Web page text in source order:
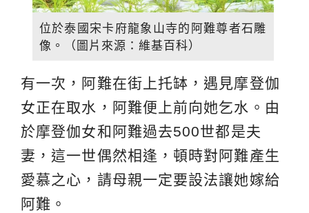
位於泰國宋卡府龍象山寺的阿難尊者石雕
像。（圖片來源：維基百科）
有一次，阿難在街上托缽，遇見摩登伽
女正在取水，阿難便上前向她乞水。由
於摩登伽女和阿難過去500世都是夫
妻，這一世偶然相逢，頓時對阿難產生
愛慕之心，請母親一定要設法讓她嫁給
阿難。